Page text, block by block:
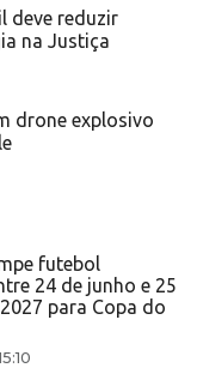
deve reduzir
na Justiça
drone explosivo
futebol
24 de junho e 25
para Copa do